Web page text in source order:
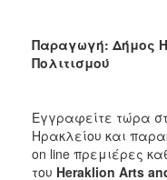
Παραγωγή: Δήμος
Πολιτισμού
Εγγραφείτε τώρα
Ηρακλείου και
on line πρεμιέρες
του Heraklion Arts